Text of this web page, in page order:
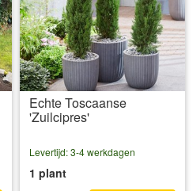
Echte Toscaanse
'Zuilcipres'
Levertijd: 3-4 werkdagen
1 plant